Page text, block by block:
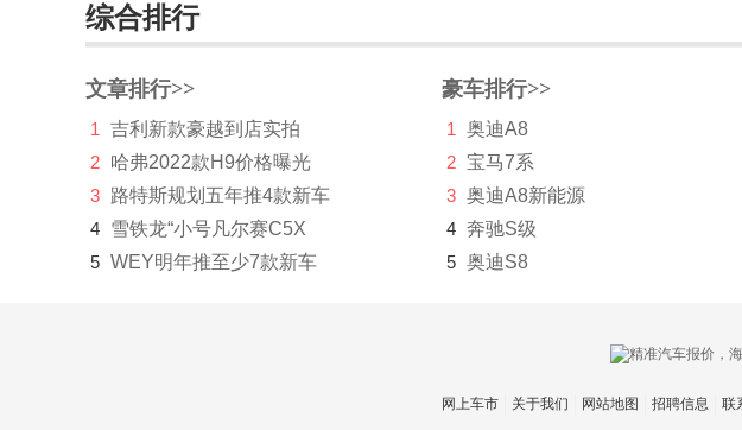
博郡汽车
Bollinger Motors
BRP
布加迪
C
长安凯程
综合排行
文章排行>>
1
吉利新款豪越到店实拍
2 哈弗2022款H9价格曝光
3 路特斯规划五年推4款新车
4 雪铁龙“小号凡尔赛C5X
5 WEY明年推至少7款新车
豪车排行>>
1 奥迪A8
2 宝马7系
3 奥迪A8新能源
4 奔驰S级
5 奥迪S8
网上车市 关于我们 网站地图 招聘信息 联